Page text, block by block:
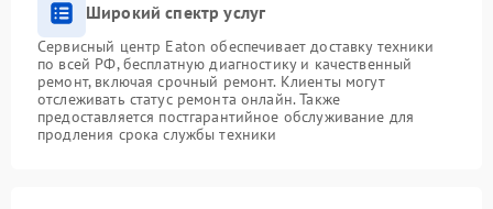
Широкий спектр услуг
Сервисный центр Eaton обеспечивает доставку техники
по всей РФ, бесплатную диагностику и качественный
ремонт, включая срочный ремонт. Клиенты могут
отслеживать статус ремонта онлайн. Также
предоставляется постгарантийное обслуживание для
продления срока службы техники